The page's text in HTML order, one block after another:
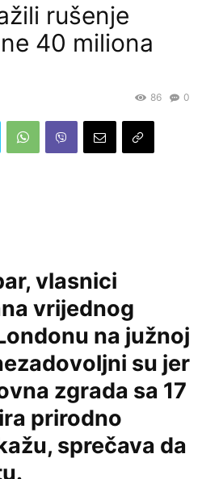
rušenje
40 miliona
0
86
vlasnici
vrijednog
na južnoj
su jer
zgrada sa 17
prirodno
sprečava da